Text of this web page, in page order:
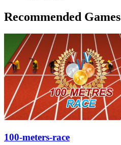
Recommended Games
100-meters-race